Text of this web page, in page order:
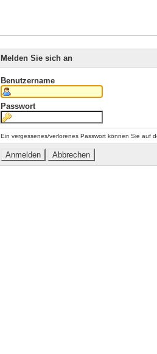
Melden Sie sich an
Benutzername
Passwort
Ein vergessenes/verlorenes Passwort können Sie auf